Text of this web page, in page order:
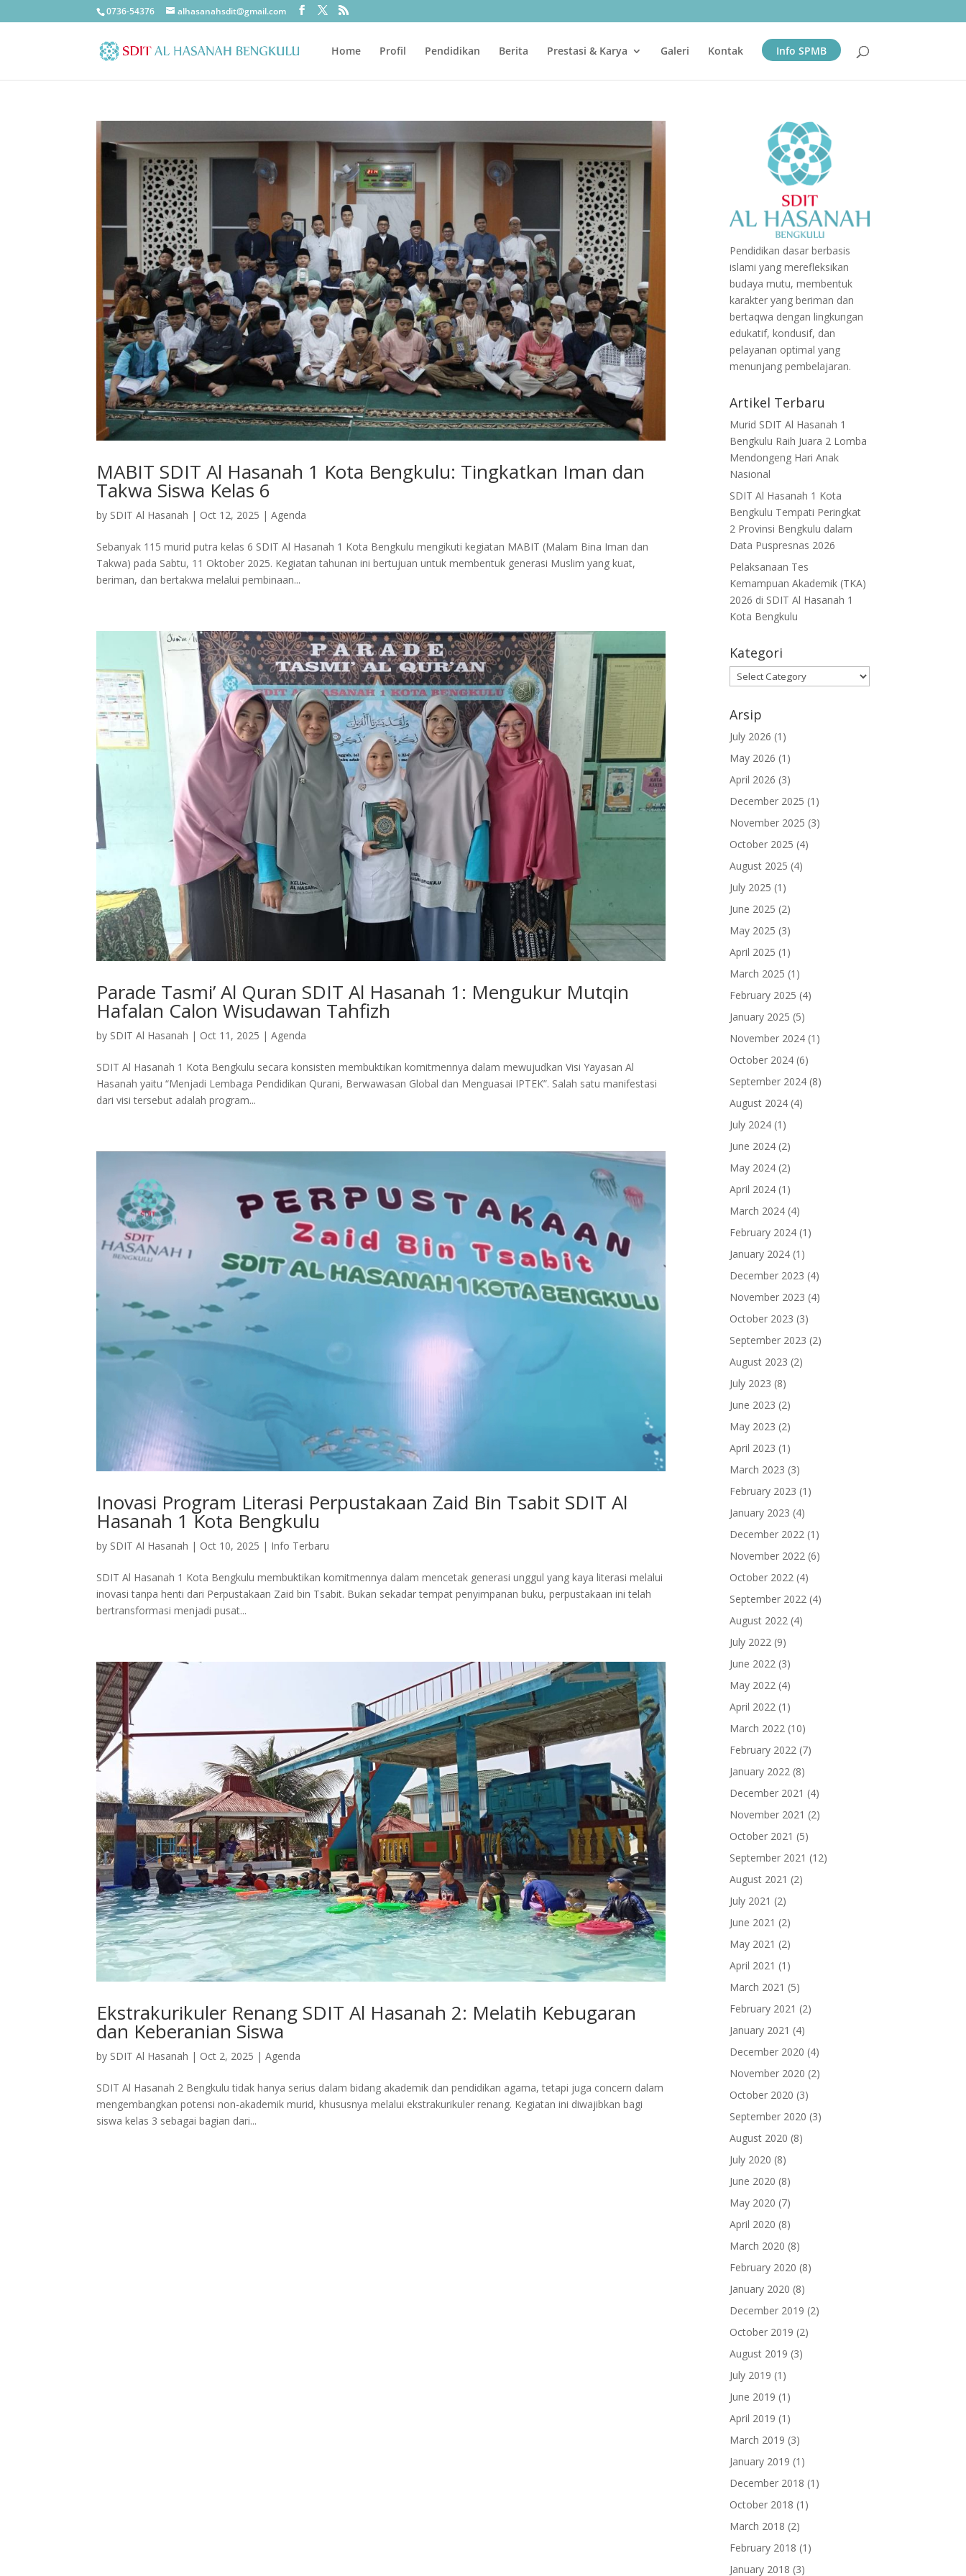
0736-54376 alhasanahsdit@gmail.com
Home Profil Pendidikan Berita Prestasi & Karya Galeri Kontak Info SPMB
MABIT SDIT Al Hasanah 1 Kota Bengkulu: Tingkatkan Iman dan
Takwa Siswa Kelas 6
by SDIT Al Hasanah | Oct 12, 2025 |Agenda
Sebanyak 115 murid putra kelas 6 SDIT Al Hasanah 1 Kota Bengkulu mengikuti kegiatan MABIT (Malam Bina Iman dan
Takwa) pada Sabtu, 11 Oktober 2025. Kegiatan tahunan ini bertujuan untuk membentuk generasi Muslim yang kuat,
beriman, dan bertakwa melalui pembinaan...
Parade Tasmi’ Al Quran SDIT Al Hasanah 1: Mengukur Mutqin
Hafalan Calon Wisudawan Tahfizh
by SDIT Al Hasanah | Oct 11, 2025 |Agenda
SDIT Al Hasanah 1 Kota Bengkulu secara konsisten membuktikan komitmennya dalam mewujudkan Visi Yayasan Al
Hasanah yaitu “Menjadi Lembaga Pendidikan Qurani, Berwawasan Global dan Menguasai IPTEK”. Salah satu manifestasi
dari visi tersebut adalah program...
Inovasi Program Literasi Perpustakaan Zaid Bin Tsabit SDIT Al
Hasanah 1 Kota Bengkulu
by SDIT Al Hasanah | Oct 10, 2025 | Info Terbaru
SDIT Al Hasanah 1 Kota Bengkulu membuktikan komitmennya dalam mencetak generasi unggul yang kaya literasi melalui
inovasi tanpa henti dari Perpustakaan Zaid bin Tsabit. Bukan sekadar tempat penyimpanan buku, perpustakaan ini telah
bertransformasi menjadi pusat...
Ekstrakurikuler Renang SDIT Al Hasanah 2: Melatih Kebugaran
dan Keberanian Siswa
by SDIT Al Hasanah | Oct 2, 2025 |Agenda
SDIT Al Hasanah 2 Bengkulu tidak hanya serius dalam bidang akademik dan pendidikan agama, tetapi juga concern dalam
mengembangkan potensi non-akademik murid, khususnya melalui ekstrakurikuler renang. Kegiatan ini diwajibkan bagi
siswa kelas 3 sebagai bagian dari...
Pendidikan dasar berbasis
islami yang merefleksikan
budaya mutu, membentuk
karakter yang beriman dan
bertaqwa dengan lingkungan
edukatif, kondusif, dan
pelayanan optimal yang
menunjang pembelajaran.
Artikel Terbaru
Murid SDIT Al Hasanah 1
Bengkulu Raih Juara 2 Lomba
Mendongeng Hari Anak
Nasional
SDIT Al Hasanah 1 Kota
Bengkulu Tempati Peringkat
2 Provinsi Bengkulu dalam
Data Puspresnas 2026
Pelaksanaan Tes
Kemampuan Akademik (TKA)
2026 di SDIT Al Hasanah 1
Kota Bengkulu
Kategori
Kategori
Arsip
July 2026 (1)
May 2026 (1)
April 2026 (3)
December 2025 (1)
November 2025 (3)
October 2025 (4)
August 2025 (4)
July 2025 (1)
June 2025 (2)
May 2025 (3)
April 2025 (1)
March 2025 (1)
February 2025 (4)
January 2025 (5)
November 2024 (1)
October 2024 (6)
September 2024 (8)
August 2024 (4)
July 2024 (1)
June 2024 (2)
May 2024 (2)
April 2024 (1)
March 2024 (4)
February 2024 (1)
January 2024 (1)
December 2023 (4)
November 2023 (4)
October 2023 (3)
September 2023 (2)
August 2023 (2)
July 2023 (8)
June 2023 (2)
May 2023 (2)
April 2023 (1)
March 2023 (3)
February 2023 (1)
January 2023 (4)
December 2022 (1)
November 2022 (6)
October 2022 (4)
September 2022 (4)
August 2022 (4)
July 2022 (9)
June 2022 (3)
May 2022 (4)
April 2022 (1)
March 2022 (10)
February 2022 (7)
January 2022 (8)
December 2021 (4)
November 2021 (2)
October 2021 (5)
September 2021 (12)
August 2021 (2)
July 2021 (2)
June 2021 (2)
May 2021 (2)
April 2021 (1)
March 2021 (5)
February 2021 (2)
January 2021 (4)
December 2020 (4)
November 2020 (2)
October 2020 (3)
September 2020 (3)
August 2020 (8)
July 2020 (8)
June 2020 (8)
May 2020 (7)
April 2020 (8)
March 2020 (8)
February 2020 (8)
January 2020 (8)
December 2019 (2)
October 2019 (2)
August 2019 (3)
July 2019 (1)
June 2019 (1)
April 2019 (1)
March 2019 (3)
January 2019 (1)
December 2018 (1)
October 2018 (1)
March 2018 (2)
February 2018 (1)
January 2018 (3)